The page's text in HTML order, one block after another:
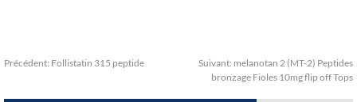
Précédent: Follistatin 315 peptide Suivant: melanotan 2 (MT-2) Peptides
bronzage Fioles 10mg flip off Tops